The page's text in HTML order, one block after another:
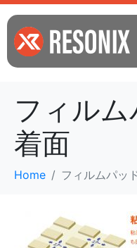
フィル
着面
Home フィルムパッ